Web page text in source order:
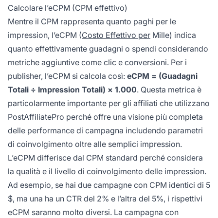
Calcolare l’eCPM (CPM effettivo)
Mentre il CPM rappresenta quanto paghi per le
impression, l’eCPM (Costo Effettivo per Mille) indica
quanto effettivamente guadagni o spendi considerando
metriche aggiuntive come clic e conversioni. Per i
publisher, l’eCPM si calcola così: eCPM = (Guadagni
Totali ÷ Impression Totali) × 1.000. Questa metrica è
particolarmente importante per gli affiliati che utilizzano
PostAffiliatePro perché offre una visione più completa
delle performance di campagna includendo parametri
di coinvolgimento oltre alle semplici impression.
L’eCPM differisce dal CPM standard perché considera
la qualità e il livello di coinvolgimento delle impression.
Ad esempio, se hai due campagne con CPM identici di 5
$, ma una ha un CTR del 2% e l’altra del 5%, i rispettivi
eCPM saranno molto diversi. La campagna con